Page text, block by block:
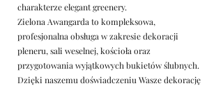
charakterze elegant greenery.
Zielona Awangarda to kompleksowa,
profesjonalna obsługa w zakresie dekoracji
pleneru, sali weselnej, kościoła oraz
przygotowania wyjątkowych bukietów ślubnych.
Dzięki naszemu doświadczeniu Wasze dekorację